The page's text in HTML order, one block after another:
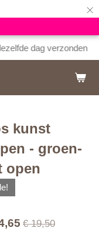
×
dag verzonden
kunst
- groen-
open
€ 19,50